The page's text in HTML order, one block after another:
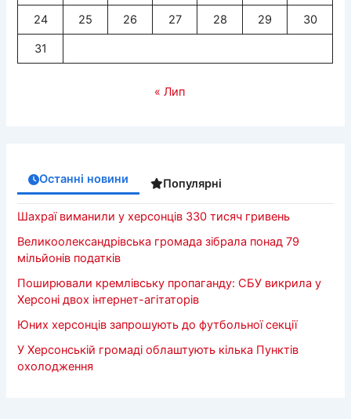
24 25 26 27 28 29 30
31
« Лип
Останні новини Популярні
Шахраї виманили у херсонців 330 тисяч гривень
Великоолександрівська громада зібрала понад 79
мільйонів податків
Поширювали кремлівську пропаганду: СБУ викрила у
Херсоні двох інтернет-агітаторів
Юних херсонців запрошують до футбольної секції
У Херсонській громаді облаштують кілька Пунктів
охолодження